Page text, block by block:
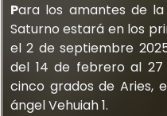
Para los amantes de
Saturno estará en los
el 2 de septiembre
del 14 de febrero al
cinco grados de Aries,
ángel Vehuiah 1.